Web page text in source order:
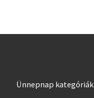
Ünnepnap kategóriák